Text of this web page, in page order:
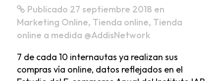
Publicado 27 septiembre 2018 en
Marketing Online, Tienda online, Tienda
online a medida @AddisNetwork
7 de cada 10 internautas ya realizan sus
compras vía online, datos reflejados en el